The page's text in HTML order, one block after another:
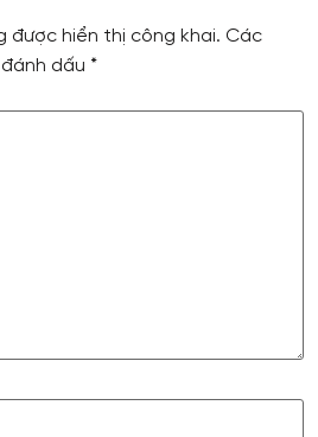
được hiển thị công khai. Các
dấu *